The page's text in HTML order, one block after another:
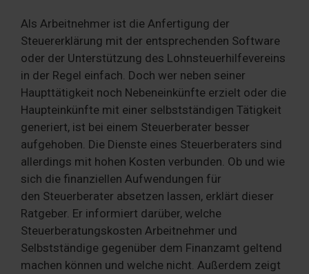
Als Arbeitnehmer ist die Anfertigung der
Steuererklärung mit der entsprechenden Software
oder der Unterstützung des Lohnsteuerhilfevereins
in der Regel einfach. Doch wer neben seiner
Haupttätigkeit noch Nebeneinkünfte erzielt oder die
Haupteinkünfte mit einer selbstständigen Tätigkeit
generiert, ist bei einem Steuerberater besser
aufgehoben. Die Dienste eines Steuerberaters sind
allerdings mit hohen Kosten verbunden. Ob und wie
sich die finanziellen Aufwendungen für
den Steuerberater absetzen lassen, erklärt dieser
Ratgeber. Er informiert darüber, welche
Steuerberatungskosten Arbeitnehmer und
Selbstständige gegenüber dem Finanzamt geltend
machen können und welche nicht. Außerdem zeigt